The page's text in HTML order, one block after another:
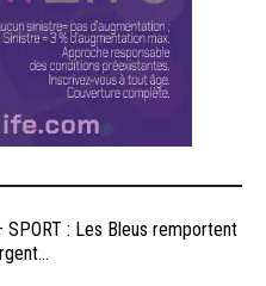
SPORT : Les Bleus remportent